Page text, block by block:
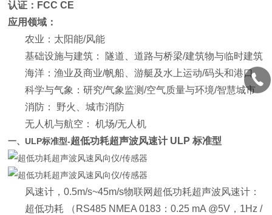
认证：FCC CE
应用领域：
农业：太阳能/风能
基础设施与建筑： 隧道、道路与桥梁/建筑物与临时建筑
海洋：渔业及商业/帆船、游艇及水上运动/码头和港口
科学与气象：研究/气象监测/空气质量与环境/智慧城市
消防： 野火、城市消防
无人机与航空： 机场/无人机
一、ULP标准型-超低功耗超声波风速计 ULP 标准型
风速计，0.5m/s~45m/s物联网超低功耗超声波风速计：
超低功耗 （RS485 NMEA 0183：0.25 mA @5V，1Hz /